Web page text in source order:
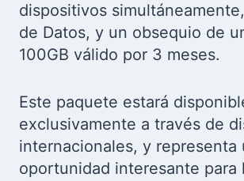
dispositivos
de Datos, y un obsequio de
100GB válido por 3 meses.
Este paquete estará
exclusivamente a través de
internacionales, y representa
oportunidad interesante para